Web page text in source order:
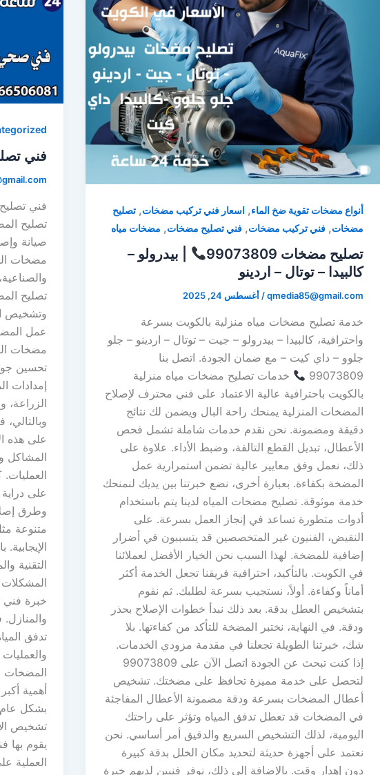
أنواع مضخات تقوية ضخ الماء, اسعار فني تركيب مضخات, تصليح
مضخات, فني تركيب مضخات, فني تصليح مضخات, مضخات مياه
تصليح مضخات 99073809
| بيدرولو –
كالبيدا – توتال – اردينو
qmedia85@gmail.com
/أغسطس 24, 2025
خدمة تصليح مضخات مياه منزلية بالكويت بسرعة
واحترافية، كالبيدا – بيدرولو – جيت – توتال – اردينو – جلو
جلوو – داي كيت – مع ضمان الجودة. اتصل بنا
99073809
خدمات تصليح مضخات مياه منزلية
بالكويت باحترافية عالية الاعتماد على فني محترف لإصلاح
المضخات المنزلية يمنحك راحة البال ويضمن لك نتائج
دقيقة ومضمونة. نحن نقدم خدمات شاملة تشمل فحص
الأعطال، تبديل القطع التالفة، وضبط الأداء. علاوة على
ذلك، نعمل وفق معايير عالية تضمن استمرارية عمل
المضخة بكفاءة. بعبارة أخرى، نضع خبرتنا بين يديك لنمنحك
خدمة موثوقة. تصليح مضخات المياه لدينا يتم باستخدام
أدوات متطورة تساعد في إنجاز العمل بسرعة. على
النقيض، الفنيون غير المتخصصين قد يتسببون في أضرار
إضافية للمضخة. لهذا السبب نحن الخيار الأفضل لعملائنا
في الكويت. بالتأكيد، احترافية فريقنا تجعل الخدمة أكثر
أماناً وكفاءة. أولاً، نستجيب بسرعة لطلبك. ثم نقوم
بتشخيص العطل بدقة. بعد ذلك نبدأ خطوات الإصلاح بحذر
ودقة. في النهاية، نختبر المضخة للتأكد من كفاءتها. بلا
شك، خبرتنا الطويلة تجعلنا في مقدمة مزودي الخدمات.
إذا كنت تبحث عن الجودة اتصل الآن على 99073809
لتحصل على خدمة مميزة تحافظ على مضختك. تشخيص
أعطال المضخات بسرعة ودقة مضمونة الأعطال المفاجئة
في المضخات قد تعطل تدفق المياه وتؤثر على راحتك
اليومية، لذلك التشخيص السريع والدقيق أمر أساسي. نحن
نعتمد على أجهزة حديثة لتحديد مكان الخلل بدقة كبيرة
دون إهدار وقت. بالإضافة إلى ذلك، نوفر فنيين لديهم خبرة
فني
فني
تصليح
صيانة
مضخات
تصليح
وتشخيص
عمل
مضخات
تحسين
إمدادات
الزراعة،
على هذه
المشاكل
على
وطرق
متنوعة
التقنية
خبرة
تدفق
المضخات
أهمية
بشكل
تشخيص
يقوم بها
العملية